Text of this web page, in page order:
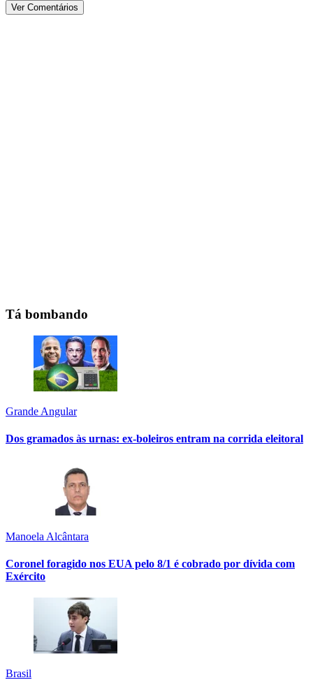
Ver Comentários
Tá bombando
Grande Angular
Dos gramados às urnas: ex-boleiros entram na corrida eleitoral
Manoela Alcântara
Coronel foragido nos EUA pelo 8/1 é cobrado por dívida com
Exército
Brasil